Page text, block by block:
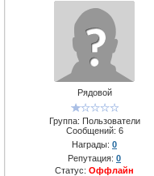
Рядовой
Группа: Пользователи
Сообщений: 6
Награды: 0
Репутация: 0
Статус: Оффлайн